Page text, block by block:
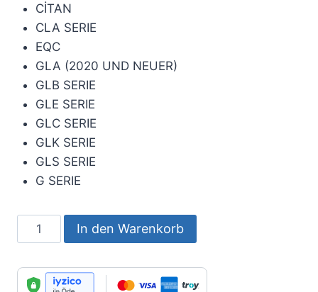
CİTAN
CLA SERIE
EQC
GLA (2020 UND NEUER)
GLB SERIE
GLE SERIE
GLC SERIE
GLK SERIE
GLS SERIE
G SERIE
Automobile
Cover
Mercedes
In den Warenkorb